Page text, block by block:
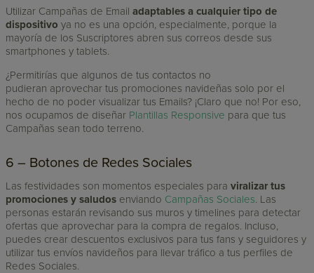
Utilizar Campañas de Emailadaptables a cualquier tipo de
dispositivo ya no es una opción, especialmente, porque la
mayoría de los Suscriptores abren sus correos desde sus
smartphones y tablets.
¿Permitirías que algunos de tus contactos no
pudieran aprovechar tus promociones navideñas solo por el
hecho de no poder visualizar tus Emails? ¡Claro que no! Por eso,
nos ocupamos de diseñar Plantillas Responsive para que tus
Campañas sean todo terreno.
6 – Botones de Redes Sociales
Las festividades son momentos especiales paraviralizar tus
promociones y saludos enviando Campañas Sociales . Las
personas estarán revisando sus muros y timelines para detectar
ofertas que aprovechar para la compra de regalos. Incluso,
puedes crear descuentos exclusivos para tus fans y seguidores y
utilizar tus envíos navideños para llevar tráfico a tus perfiles de
Redes Sociales.